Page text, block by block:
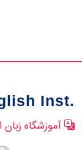
Inst.
آموزشگاه